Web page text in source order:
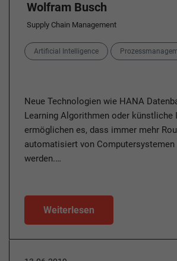
Wolfram Busch
Supply Chain Management
Categories
Artificial Intelligence
Neue Technologien wie HANA
Learning Algorithmen oder künstliche
ermöglichen es, dass immer mehr
automatisiert von Computersystemen
werden.…
Weiterlesen